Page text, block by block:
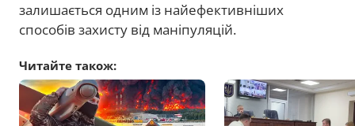
залишається одним із найефективніших
способів захисту від маніпуляцій.
Читайте також: